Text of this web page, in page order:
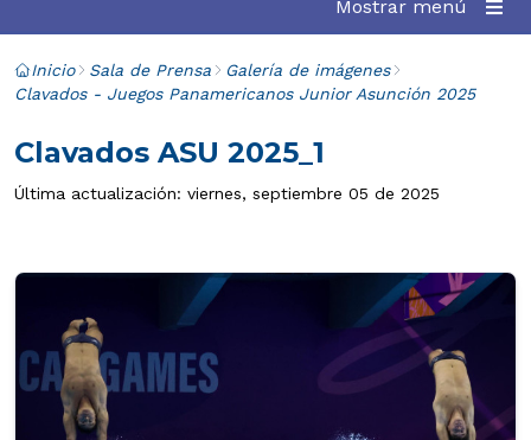
Mostrar menú
Inicio Sala de Prensa
Galería de imágenes
Clavados - Juegos Panamericanos Junior Asunción 2025
Clavados ASU 2025_1
Última actualización: viernes, septiembre 05 de 2025